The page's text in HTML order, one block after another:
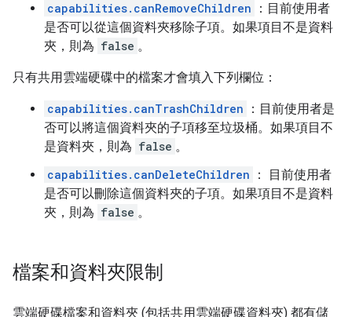
capabilities.canRemoveChildren
：目前使用者
是否可以從這個資料夾移除子項。如果項目不是資料
夾，則為 false 。
只有共用雲端硬碟中的檔案才會填入下列欄位：
capabilities.canTrashChildren
：目前使用者是
否可以將這個資料夾的子項移至垃圾桶。如果項目不
是資料夾，則為 false 。
capabilities.canDeleteChildren
： 目前使用者
是否可以刪除這個資料夾的子項。如果項目不是資料
夾，則為 false 。
檔案和資料夾限制
雲端硬碟檔案和資料夾 (包括共用雲端硬碟資料夾) 都有儲